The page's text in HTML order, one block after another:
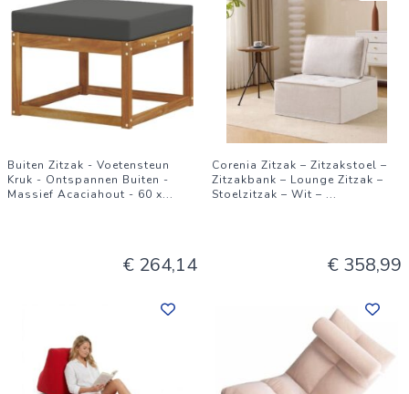
Buiten Zitzak - Voetensteun
Kruk - Ontspannen Buiten -
Massief Acaciahout - 60 x...
€ 264,14
Corenia Zitzak – Zitzakstoel –
Zitzakbank – Lounge Zitzak –
Stoelzitzak – Wit – ...
€ 358,99